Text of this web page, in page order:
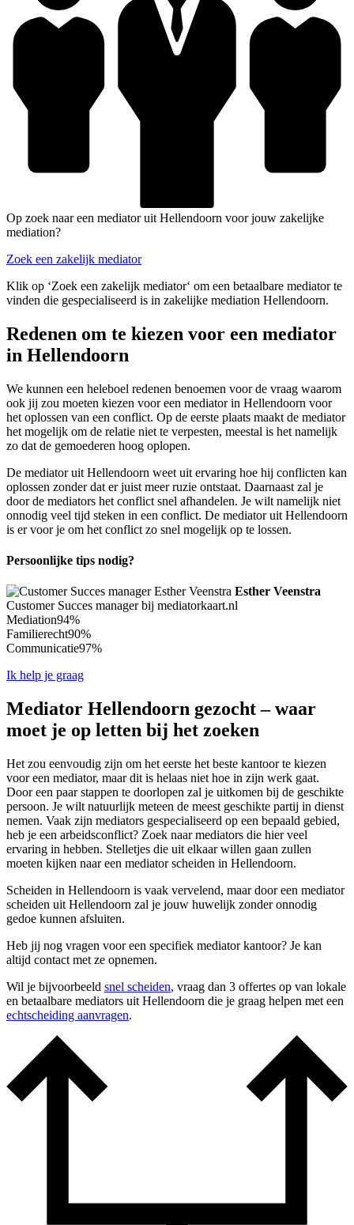
Op zoek naar een mediator uit Hellendoorn voor jouw zakelijke
mediation?
Zoek een zakelijk mediator
Klik op ‘Zoek een zakelijk mediator‘ om een betaalbare mediator te
vinden die gespecialiseerd is in zakelijke mediation Hellendoorn.
Redenen om te kiezen voor een mediator
in Hellendoorn
We kunnen een heleboel redenen benoemen voor de vraag waarom
ook jij zou moeten kiezen voor een mediator in Hellendoorn voor
het oplossen van een conflict. Op de eerste plaats maakt de mediator
het mogelijk om de relatie niet te verpesten, meestal is het namelijk
zo dat de gemoederen hoog oplopen.
De mediator uit Hellendoorn weet uit ervaring hoe hij conflicten kan
oplossen zonder dat er juist meer ruzie ontstaat. Daarnaast zal je
door de mediators het conflict snel afhandelen. Je wilt namelijk niet
onnodig veel tijd steken in een conflict. De mediator uit Hellendoorn
is er voor je om het conflict zo snel mogelijk op te lossen.
Persoonlijke tips nodig?
Esther Veenstra
Customer Succes manager bij mediatorkaart.nl
Mediation94%
Familierecht90%
Communicatie97%
Ik help je graag
Mediator Hellendoorn gezocht – waar
moet je op letten bij het zoeken
Het zou eenvoudig zijn om het eerste het beste kantoor te kiezen
voor een mediator, maar dit is helaas niet hoe in zijn werk gaat.
Door een paar stappen te doorlopen zal je uitkomen bij de geschikte
persoon. Je wilt natuurlijk meteen de meest geschikte partij in dienst
nemen. Vaak zijn mediators gespecialiseerd op een bepaald gebied,
heb je een arbeidsconflict? Zoek naar mediators die hier veel
ervaring in hebben. Stelletjes die uit elkaar willen gaan zullen
moeten kijken naar een mediator scheiden in Hellendoorn.
Scheiden in Hellendoorn is vaak vervelend, maar door een mediator
scheiden uit Hellendoorn zal je jouw huwelijk zonder onnodig
gedoe kunnen afsluiten.
Heb jij nog vragen voor een specifiek mediator kantoor? Je kan
altijd contact met ze opnemen.
Wil je bijvoorbeeld snel scheiden, vraag dan 3 offertes op van lokale
en betaalbare mediators uit Hellendoorn die je graag helpen met een
echtscheiding aanvragen.